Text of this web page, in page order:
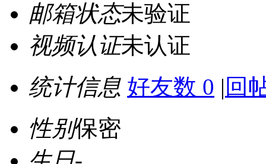
邮箱状态未验证
视频认证未认证
统计信息 好友数 0 | 回
性别保密